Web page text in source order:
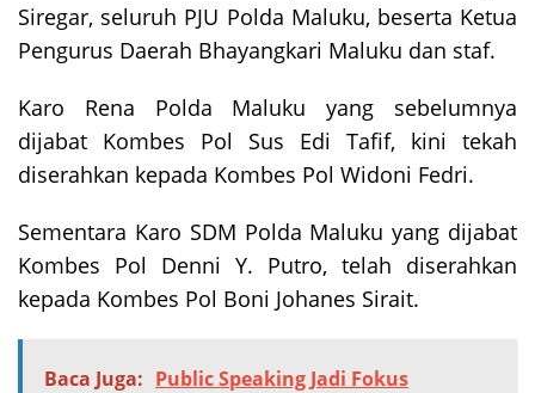
Siregar, seluruh PJU Polda Maluku, beserta Ketua
Pengurus Daerah Bhayangkari Maluku dan staf.
Karo Rena Polda Maluku yang sebelumnya
dijabat Kombes Pol Sus Edi Tafif, kini tekah
diserahkan kepada Kombes Pol Widoni Fedri.
Sementara Karo SDM Polda Maluku yang dijabat
Kombes Pol Denni Y. Putro, telah diserahkan
kepada Kombes Pol Boni Johanes Sirait.
Baca Juga: Public Speaking Jadi Fokus